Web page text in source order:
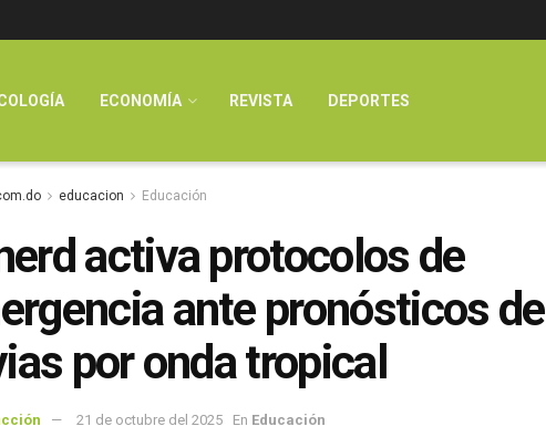
ECONOMÍA REVISTA DEPORTES
educacion Educación
activa protocolos de
ante pronósticos de
por onda tropical
21 de octubre del 2025 En Educación